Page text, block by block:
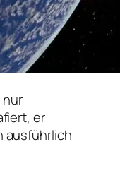
nur
er
ausführlich